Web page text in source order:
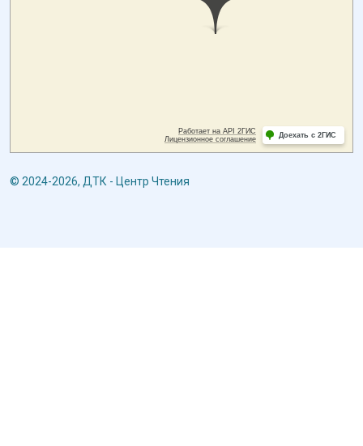
© 2024-2026, ДТК - Центр Чтения